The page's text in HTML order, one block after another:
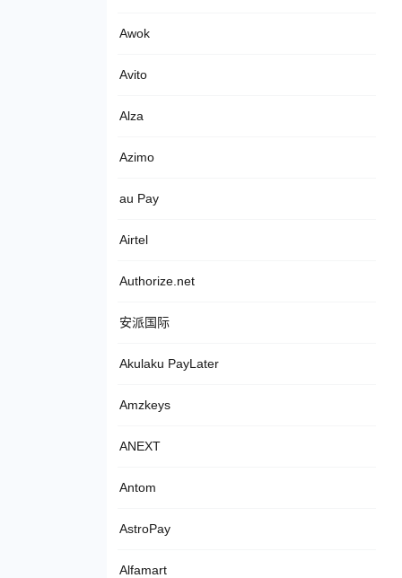
Awok
Avito
Alza
Azimo
au Pay
Airtel
Authorize.net
安派国际
Akulaku PayLater
Amzkeys
ANEXT
Antom
AstroPay
Alfamart